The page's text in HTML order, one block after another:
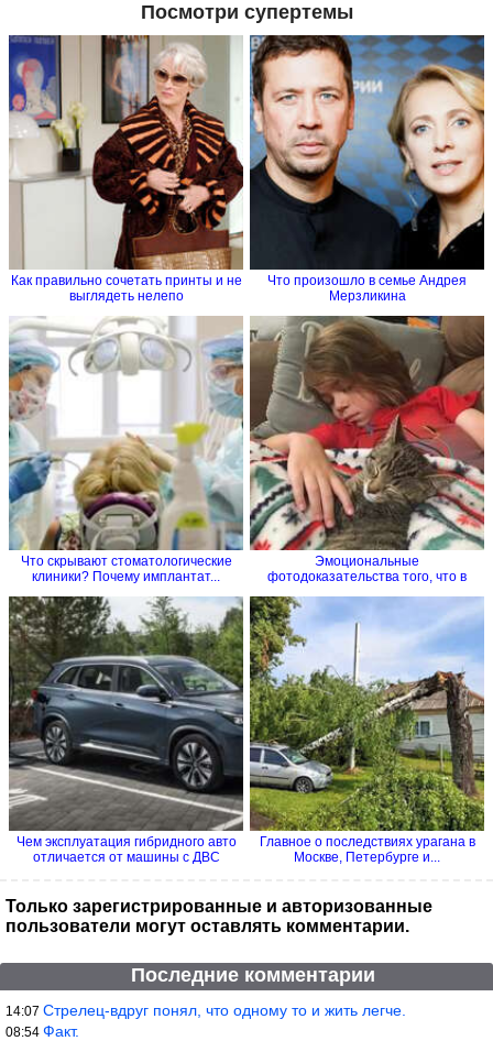
Посмотри супертемы
Как правильно сочетать принты и не
выглядеть нелепо
Что произошло в семье Андрея
Мерзликина
Что скрывают стоматологические
клиники? Почему имплантат...
Эмоциональные
фотодоказательства того, что в
Чем эксплуатация гибридного авто
отличается от машины с ДВС
Главное о последствиях урагана в
Москве, Петербурге и...
Только зарегистрированные и авторизованные
пользователи могут оставлять комментарии.
Последние комментарии
14:07 Стрелец-вдруг понял, что одному то и жить легче.
08:54 Факт.